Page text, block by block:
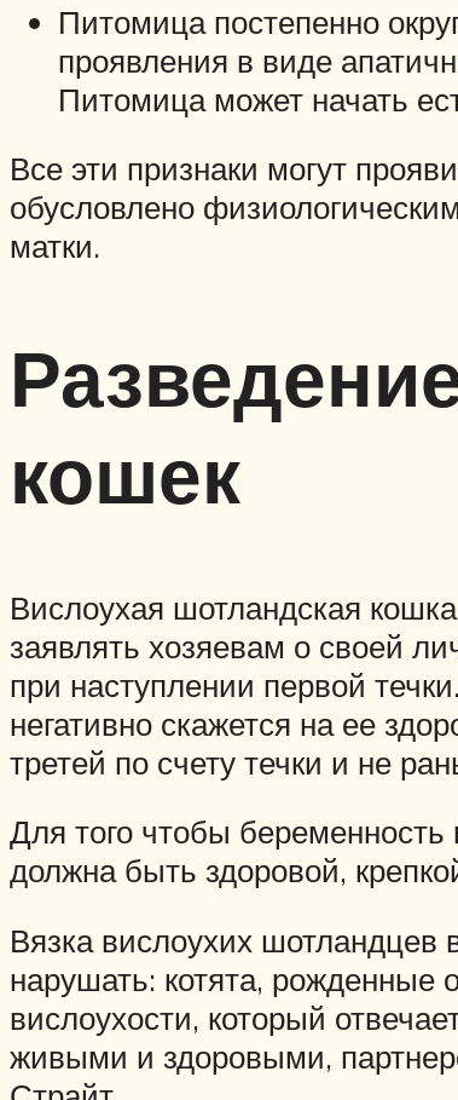
Питомица постепенно
проявления в виде
Питомица может начать
Все эти признаки могут
обусловлено
матки.
кошек
Вислоухая шотландская
заявлять хозяевам о своей
при наступлении первой
негативно скажется на ее
третей по счету течки и не
Для того чтобы
должна быть здоровой,
Вязка вислоухих шотландцев
нарушать: котята, рожденные
вислоухости, который
живыми и здоровыми,